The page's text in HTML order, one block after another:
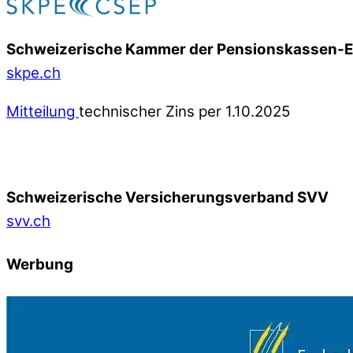
Schweizerische Kammer der Pensionskassen-
skpe.ch
Mitteilung technischer Zins per 1.10.2025
Schweizerische Versicherungsverband SVV
svv.ch
Werbung